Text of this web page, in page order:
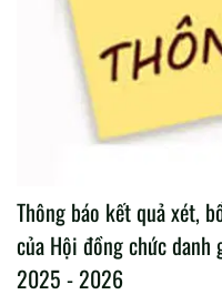
Thông báo kết quả xét,
của Hội đồng chức danh
2025 - 2026